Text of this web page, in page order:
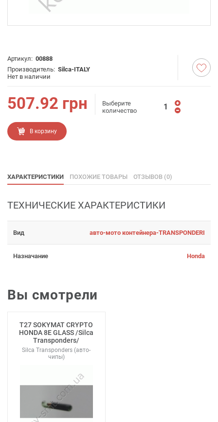
Артикул: 00888
Производитель: Silca-ITALY
Нет в наличии
507.92 грн
Выберите
количество
В корзину
ХАРАКТЕРИСТИКИ ПОХОЖИЕ ТОВАРЫ ОТЗЫВОВ (0)
ТЕХНИЧЕСКИЕ ХАРАКТЕРИСТИКИ
Вид авто-мото контейнера-TRANSPONDERI
Назначание Honda
Вы смотрели
T27 SOKYMAT CRYPTO
HONDA 8E GLASS /Silca
Transponders/
Silca Transponders (авто-
чипы)